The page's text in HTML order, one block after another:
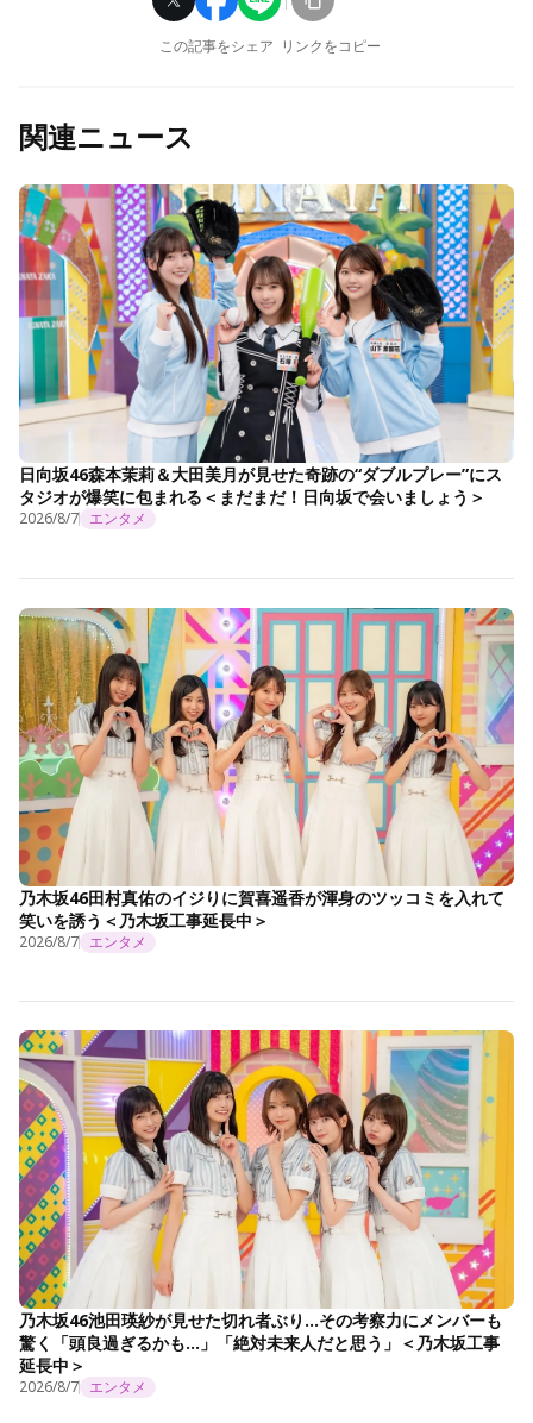
この記事をシェア リンクをコピー
関連ニュース
日向坂46森本茉莉＆大田美月が見せた奇跡の“ダブルプレー”にス
タジオが爆笑に包まれる＜まだまだ！日向坂で会いましょう＞
2026/8/7 エンタメ
乃木坂46田村真佑のイジりに賀喜遥香が渾身のツッコミを入れて
笑いを誘う＜乃木坂工事延長中＞
2026/8/7 エンタメ
乃木坂46池田瑛紗が見せた切れ者ぶり…その考察力にメンバーも
驚く「頭良過ぎるかも…」「絶対未来人だと思う」＜乃木坂工事
延長中＞
2026/8/7 エンタメ